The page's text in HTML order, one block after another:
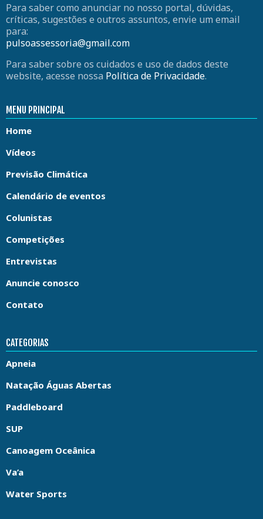
Para saber como anunciar no nosso portal, dúvidas,
críticas, sugestões e outros assuntos, envie um email
para:
pulsoassessoria@gmail.com
Para saber sobre os cuidados e uso de dados deste
website, acesse nossa Política de Privacidade.
MENU PRINCIPAL
Home
Vídeos
Previsão Climática
Calendário de eventos
Colunistas
Competições
Entrevistas
Anuncie conosco
Contato
CATEGORIAS
Apneia
Natação Águas Abertas
Paddleboard
SUP
Canoagem Oceânica
Va’a
Water Sports